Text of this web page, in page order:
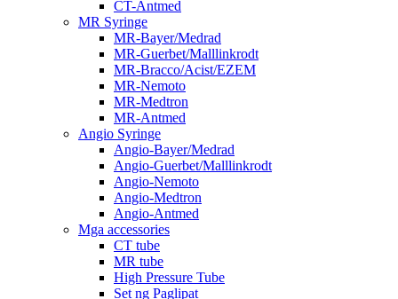
CT-Antmed
MR Syringe
MR-Bayer/Medrad
MR-Guerbet/Malllinkrodt
MR-Bracco/Acist/EZEM
MR-Nemoto
MR-Medtron
MR-Antmed
Angio Syringe
Angio-Bayer/Medrad
Angio-Guerbet/Malllinkrodt
Angio-Nemoto
Angio-Medtron
Angio-Antmed
Mga accessories
CT tube
MR tube
High Pressure Tube
Set ng Paglipat